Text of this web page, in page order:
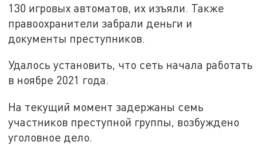
130 игровых автоматов, их изъяли. Также
правоохранители забрали деньги и
документы преступников.
Удалось установить, что сеть начала работать
в ноябре 2021 года.
На текущий момент задержаны семь
участников преступной группы, возбуждено
уголовное дело.